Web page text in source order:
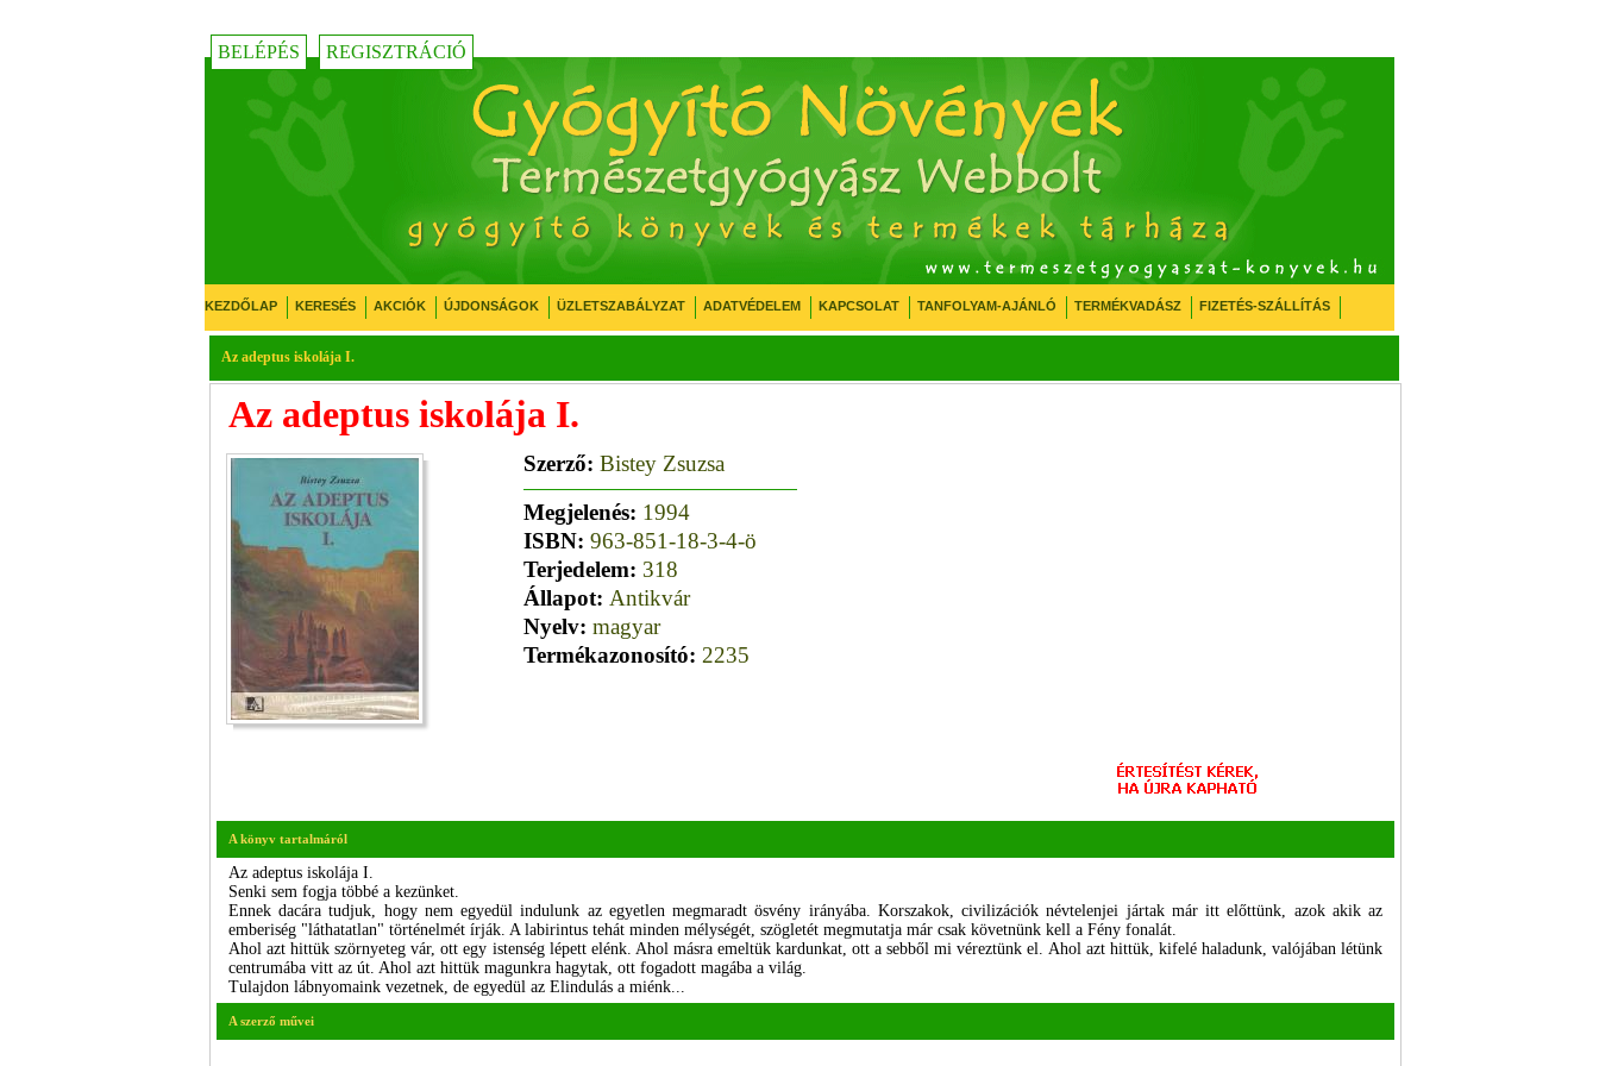
BELÉPÉS REGISZTRÁCIÓ
KEZDŐLAP KERESÉS AKCIÓK ÚJDONSÁGOK ÜZLETSZABÁLYZAT ADATVÉDELEM KAPCSOLAT TANFOLYAM-AJÁNLÓ TERMÉKVADÁSZ FIZETÉS-SZÁLLÍTÁS
Az adeptus iskolája I.
Az adeptus iskolája I.
Szerző: Bistey Zsuzsa
Megjelenés: 1994
ISBN: 963-851-18-3-4-ö
Terjedelem: 318
Állapot: Antikvár
Nyelv: magyar
Termékazonosító: 2235
A könyv tartalmáról
Az adeptus iskolája I.
Senki sem fogja többé a kezünket.
Ennek dacára tudjuk, hogy nem egyedül indulunk az egyetlen megmaradt ösvény irányába. Korszakok, civilizációk névtelenjei jártak már itt előttünk, azok akik az
emberiség "láthatatlan" történelmét írják. A labirintus tehát minden mélységét, szögletét megmutatja már csak követnünk kell a Fény fonalát.
Ahol azt hittük szörnyeteg vár, ott egy istenség lépett elénk. Ahol másra emeltük kardunkat, ott a sebből mi véreztünk el. Ahol azt hittük, kifelé haladunk, valójában létünk
centrumába vitt az út. Ahol azt hittük magunkra hagytak, ott fogadott magába a világ.
Tulajdon lábnyomaink vezetnek, de egyedül az Elindulás a miénk...
A szerző művei